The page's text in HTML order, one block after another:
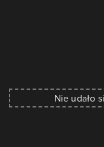
Nie udało